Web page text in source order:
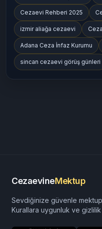
Cezaevi Rehberi 2025
izmir aliağa cezaevi
Adana Ceza İnfaz Kurumu
sincan cezaevi görüş günleri
CezaevineMektup
Sevdiğinize güvenle mektup
Kurallara uygunluk ve